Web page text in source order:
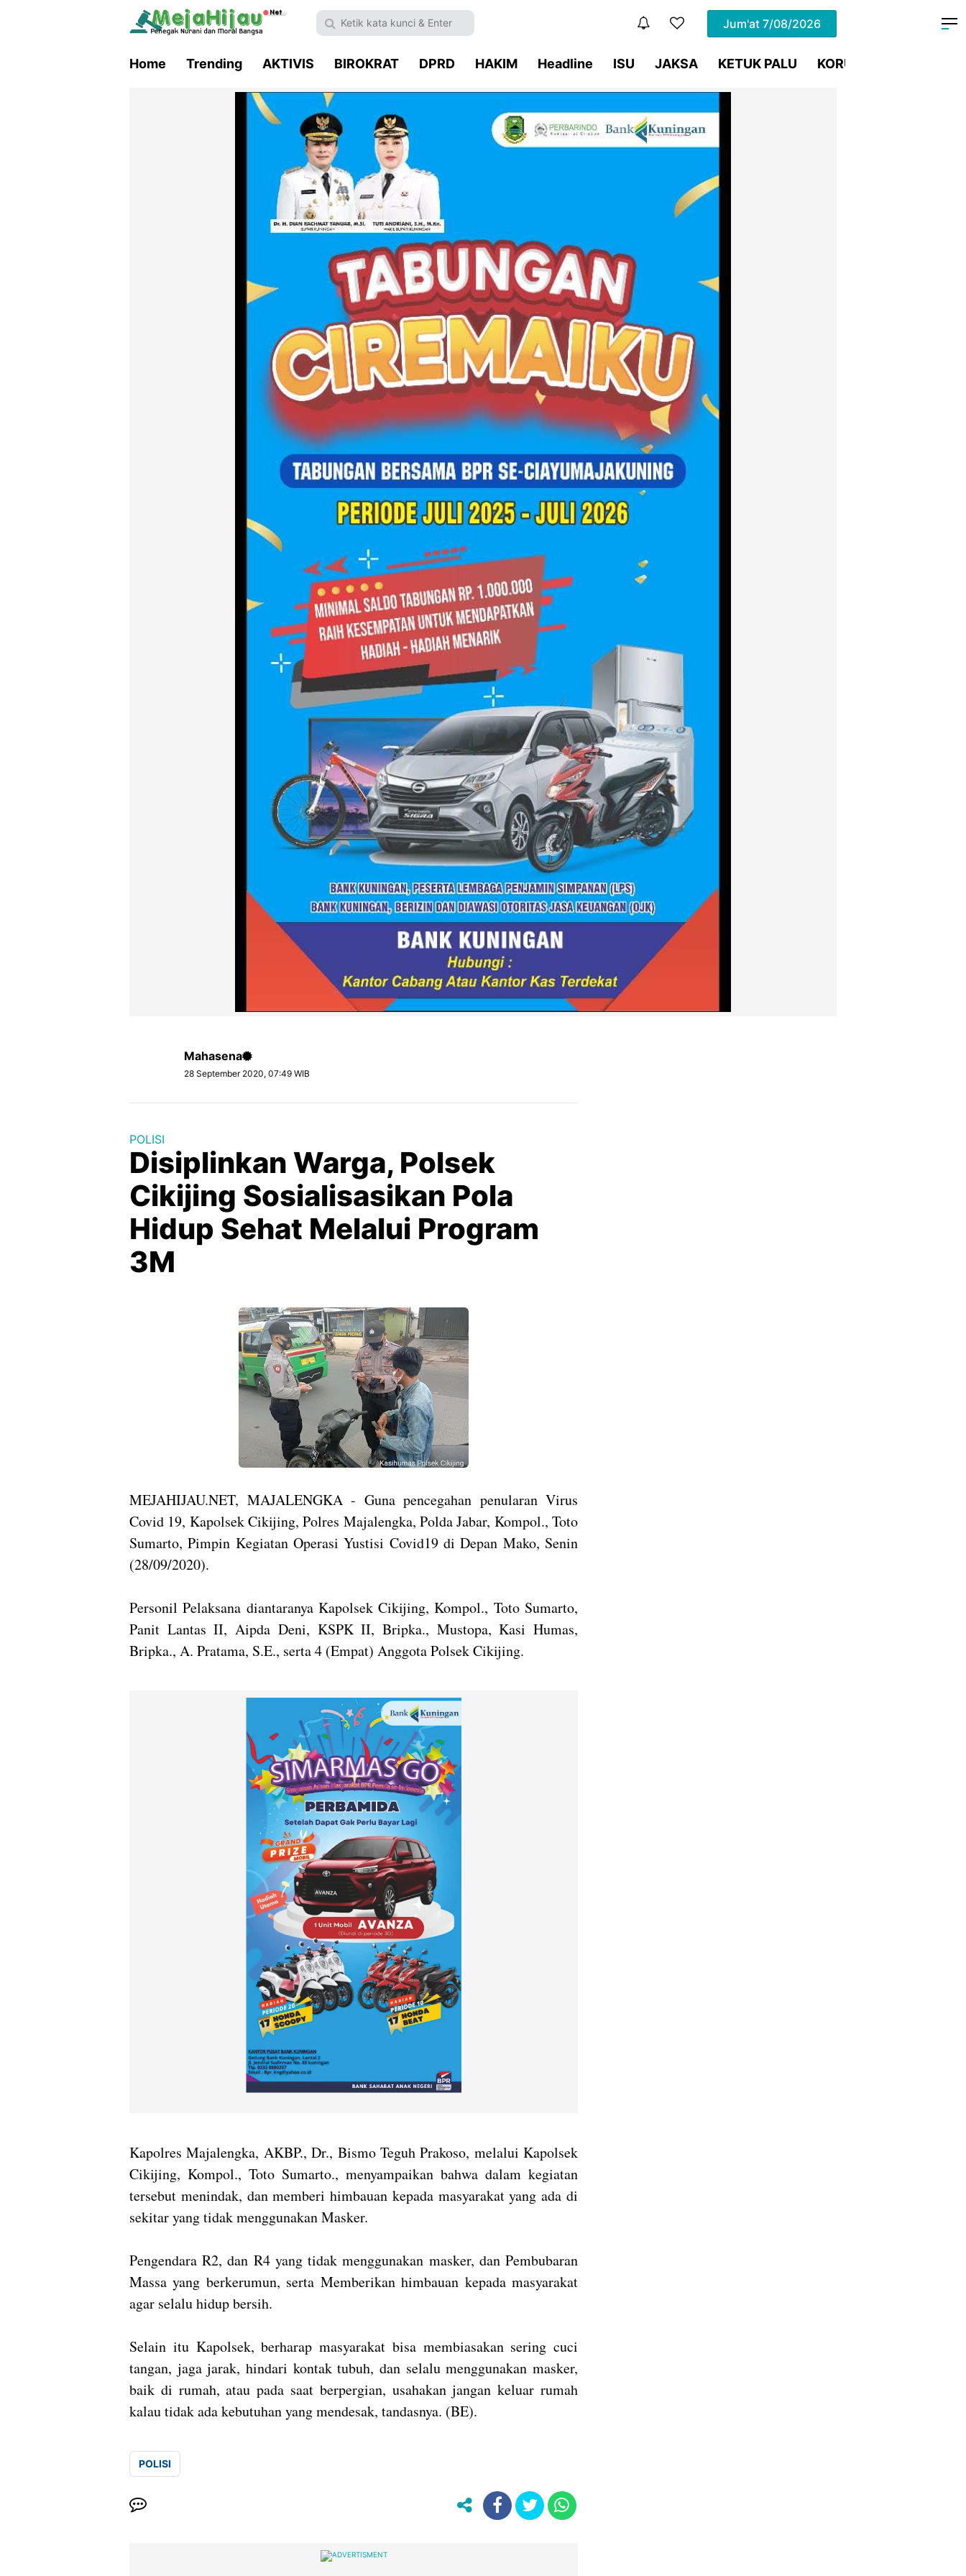
Jum'at 7/08/2026
Home Trending AKTIVIS BIROKRAT DPRD HAKIM Headline ISU JAKSA KETUK PALU KORUPSI
Mahasena
28 September 2020, 07:49 WIB
POLISI
Disiplinkan Warga, Polsek
Cikijing Sosialisasikan Pola
Hidup Sehat Melalui Program
3M
MEJAHIJAU.NET, MAJALENGKA - Guna pencegahan penularan Virus
Covid 19, Kapolsek Cikijing, Polres Majalengka, Polda Jabar, Kompol., Toto
Sumarto, Pimpin Kegiatan Operasi Yustisi Covid19 di Depan Mako, Senin
(28/09/2020).
Personil Pelaksana diantaranya Kapolsek Cikijing, Kompol., Toto Sumarto,
Panit Lantas II, Aipda Deni, KSPK II, Bripka., Mustopa, Kasi Humas,
Bripka., A. Pratama, S.E., serta 4 (Empat) Anggota Polsek Cikijing.
Kapolres Majalengka, AKBP., Dr., Bismo Teguh Prakoso, melalui Kapolsek
Cikijing, Kompol., Toto Sumarto., menyampaikan bahwa dalam kegiatan
tersebut menindak, dan memberi himbauan kepada masyarakat yang ada di
sekitar yang tidak menggunakan Masker.
Pengendara R2, dan R4 yang tidak menggunakan masker, dan Pembubaran
Massa yang berkerumun, serta Memberikan himbauan kepada masyarakat
agar selalu hidup bersih.
Selain itu Kapolsek, berharap masyarakat bisa membiasakan sering cuci
tangan, jaga jarak, hindari kontak tubuh, dan selalu menggunakan masker,
baik di rumah, atau pada saat berpergian, usahakan jangan keluar rumah
kalau tidak ada kebutuhan yang mendesak, tandasnya. (BE).
POLISI